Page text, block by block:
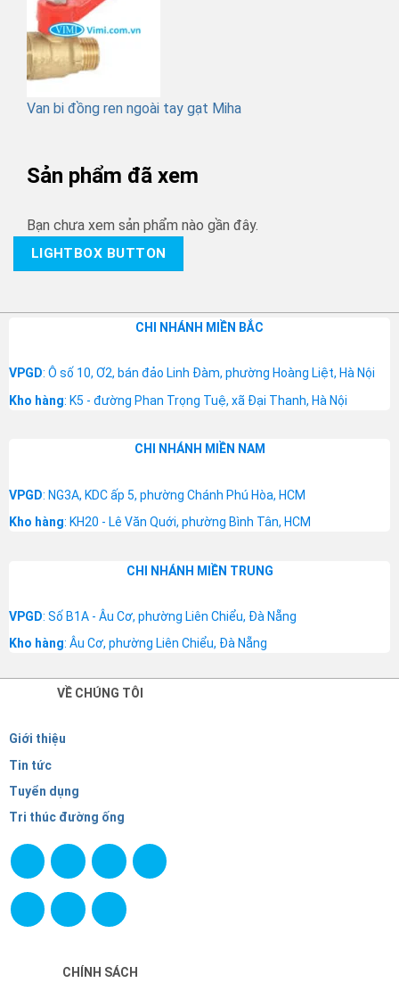
Van bi đồng ren ngoài tay gạt Miha
Sản phẩm đã xem
Bạn chưa xem sản phẩm nào gần đây.
LIGHTBOX BUTTON
CHI NHÁNH MIỀN BẮC
VPGD: Ô số 10, Ơ2, bán đảo Linh Đàm, phường Hoàng Liệt, Hà Nội
Kho hàng: K5 - đường Phan Trọng Tuệ, xã Đại Thanh, Hà Nội
CHI NHÁNH MIỀN NAM
VPGD: NG3A, KDC ấp 5, phường Chánh Phú Hòa, HCM
Kho hàng: KH20 - Lê Văn Quới, phường Bình Tân, HCM
CHI NHÁNH MIỀN TRUNG
VPGD: Số B1A - Âu Cơ, phường Liên Chiểu, Đà Nẵng
Kho hàng: Âu Cơ, phường Liên Chiểu, Đà Nẵng
VỀ CHÚNG TÔI
Giới thiệu
Tin tức
Tuyển dụng
Tri thúc đường ống
CHÍNH SÁCH